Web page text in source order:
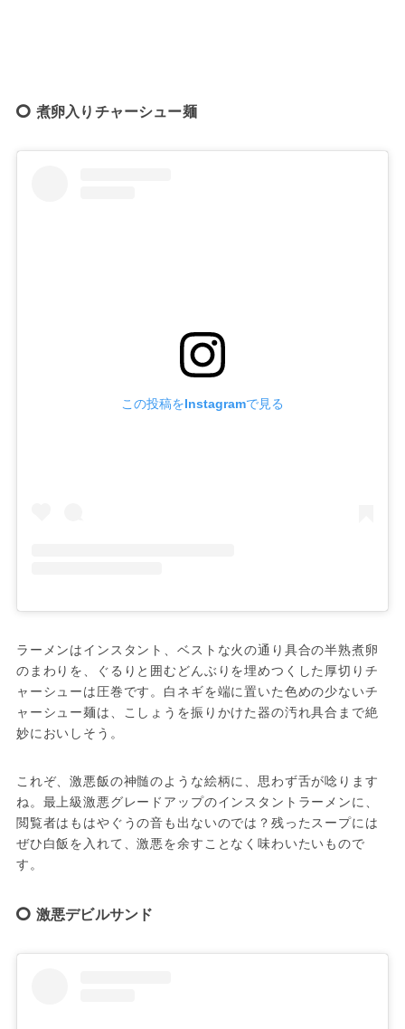
煮卵入りチャーシュー麺
この投稿をInstagramで見る
ラーメンはインスタント、ベストな火の通り具合の半熟煮卵
のまわりを、ぐるりと囲むどんぶりを埋めつくした厚切りチ
ャーシューは圧巻です。白ネギを端に置いた色めの少ないチ
ャーシュー麺は、こしょうを振りかけた器の汚れ具合まで絶
妙においしそう。
これぞ、激悪飯の神髄のような絵柄に、思わず舌が唸ります
ね。最上級激悪グレードアップのインスタントラーメンに、
閲覧者はもはやぐうの音も出ないのでは？残ったスープには
ぜひ白飯を入れて、激悪を余すことなく味わいたいもので
す。
激悪デビルサンド